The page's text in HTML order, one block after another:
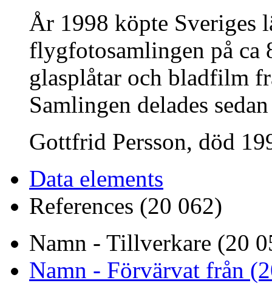
År 1998 köpte Sveriges
flygfotosamlingen på ca
glasplåtar och bladfilm
Samlingen delades
Gottfrid Persson, död
Data elements
References (20 062)
Namn - Tillverkare (20
Namn - Förvärvat från